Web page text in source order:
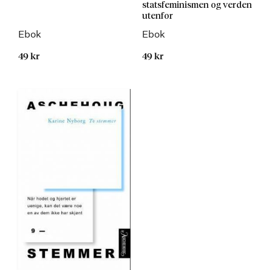
Ebok
49 kr
statsfeminismen og verden
utenfor
Ebok
49 kr